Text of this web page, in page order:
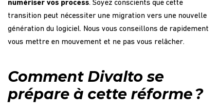
numériser vos process. Soyez conscients que cette
transition peut nécessiter une migration vers une nouvelle
génération du logiciel. Nous vous conseillons de rapidement
vous mettre en mouvement et ne pas vous relâcher.
Comment Divalto se
prépare à cette réforme ?